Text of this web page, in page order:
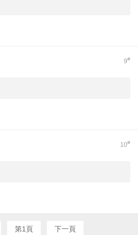
9#
10#
第1頁 下一頁